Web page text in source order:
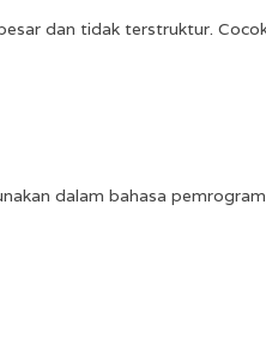
dan tidak terstruktur.
dalam bahasa